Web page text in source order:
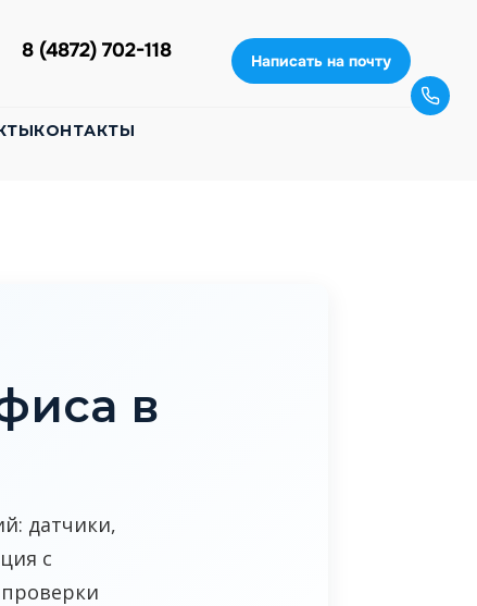
8 (4872) 702-118 Написать на почту
КОНТАКТЫ
в
датчики,
с